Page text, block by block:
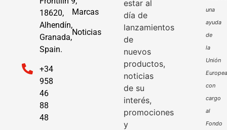
18620,
Alhendín,
Granada,
Spain.
+34
958
46
88
48
Marcas
Noticias
estar al
día de
lanzamientos
de
nuevos
productos,
noticias
de su
interés,
promociones
y
una
ayuda
de
la
Unión
Europea
con
cargo
al
Fondo